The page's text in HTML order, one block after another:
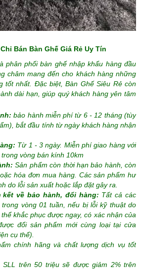
Bán Bàn Ghế Giá Rẻ Uy Tín
phân phối bàn ghế nhập khẩu hàng đầu
châm mang đến cho khách hàng những
tốt nhất. Đặc biệt, Bàn Ghế Siêu Rẻ còn
dài hạn, giúp quý khách hàng yên tâm
bảo hành miễn phí từ 6 - 12 tháng (tùy
bắt đầu tính từ ngày khách hàng nhận
Từ 1 - 3 ngày. Miễn phí giao hàng với
vòng bán kính 10km
Sản phẩm còn thời hạn bảo hành, còn
hóa đơn mua hàng. Các sản phẩm hư
do lỗi sản xuất hoặc lắp đặt gây ra.
kết về bảo hành, đổi hàng: Tất cả các
vòng 01 tuần, nếu bị lỗi kỹ thuật do
khắc phục được ngay, có xác nhận của
đổi sản phẩm mới cùng loại tại cửa
cụ thể).
chính hãng và chất lượng dịch vụ tốt
SLL trên 50 triệu sẽ được giảm 2% trên